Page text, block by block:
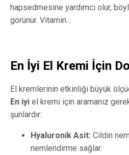
hapsedmesine yardımcı olur,
görünür. Vitamin…
En İyi El Kremi İçin
El kremlerinin etkinliği büyük
En iyi el kremi için aramanız
şunlardır:
Hyaluronik Asit: Cildin
nemlendirme sağlar.